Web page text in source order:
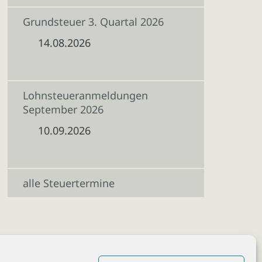
Grundsteuer 3. Quartal 2026
14.08.2026
Lohnsteueranmeldungen
September 2026
10.09.2026
alle Steuertermine